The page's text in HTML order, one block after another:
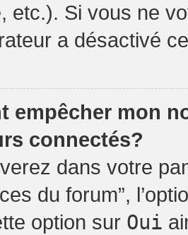
etc.). Si vous ne
a désactivé
empêcher mon
connectés?
dans votre
du forum”,
option sur Oui